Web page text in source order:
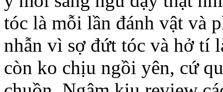
tóc là mỗi lần đánh vật và
nhẫn vì sợ đứt tóc và hở tí
còn ko chịu ngồi yên, cứ